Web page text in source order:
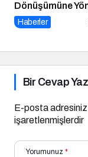
Dönüşümüne
15 Platform
Haberler
Bir Cevap Yaz
E-posta
işaretlenmişlerdir
Yorumunuz *